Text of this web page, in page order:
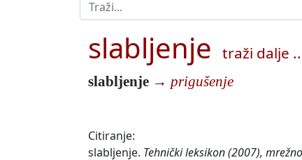
slabljenje traži dalje
slabljenje → prigušenje
Citiranje:
slabljenje. Tehnički leksikon (2007),